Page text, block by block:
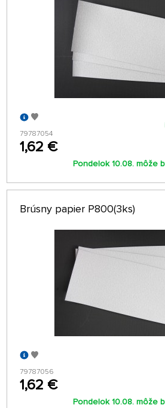
79787054
1,62 €
Pondelok 10.08. môže
Brúsny papier P800(3ks)
79787056
1,62 €
Pondelok 10.08. môže